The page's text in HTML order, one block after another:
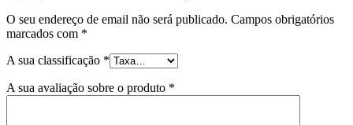
O seu endereço de email não será publicado. Campos obrigatórios
marcados com *
A sua classificação *
A sua avaliação sobre o produto *